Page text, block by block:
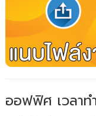
ออฟฟิศ เวลาท